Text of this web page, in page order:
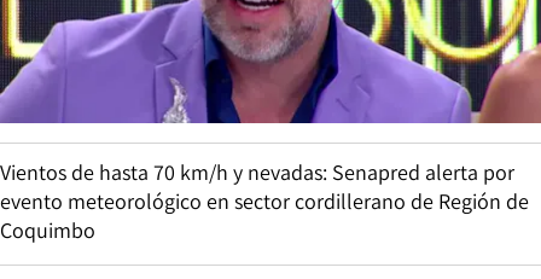
Vientos de hasta 70 km/h y nevadas: Senapred alerta por
evento meteorológico en sector cordillerano de Región de
Coquimbo